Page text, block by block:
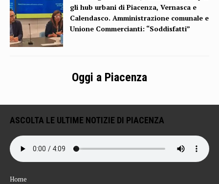
gli hub urbani di Piacenza, Vernasca e
Calendasco. Amministrazione comunale e
Unione Commercianti: “Soddisfatti”
Oggi a Piacenza
ASCOLTA LE ULTIME NOTIZIE DI PIACENZA
Home